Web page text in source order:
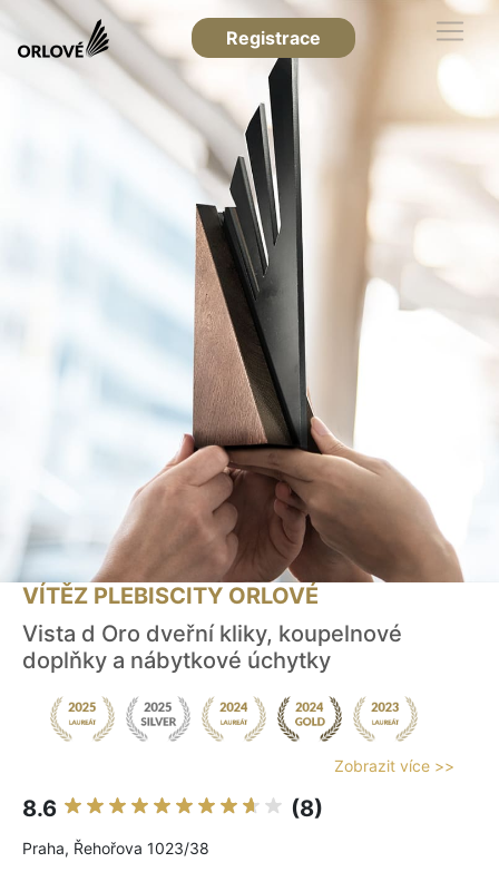
Registrace
VÍTĚZ PLEBISCITY ORLOVÉ
Vista d Oro dveřní kliky, koupelnové
doplňky a nábytkové úchytky
Zobrazit více >>
8.6 (8)
Praha, Řehořova 1023/38